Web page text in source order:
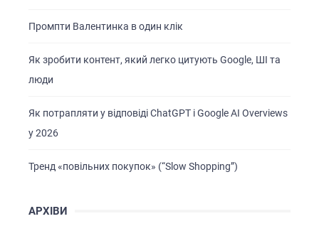
Промпти Валентинка в один клік
Як зробити контент, який легко цитують Google, ШІ та
люди
Як потрапляти у відповіді ChatGPT і Google AI Overviews
у 2026
Тренд «повільних покупок» (“Slow Shopping”)
АРХІВИ